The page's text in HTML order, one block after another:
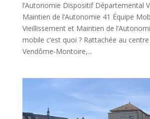
l’Autonomie Dispositif Départemental
Maintien de l’Autonomie 41 Équipe
Vieillissement et Maintien de
mobile c’est quoi ? Rattachée au
Vendôme-Montoire,...